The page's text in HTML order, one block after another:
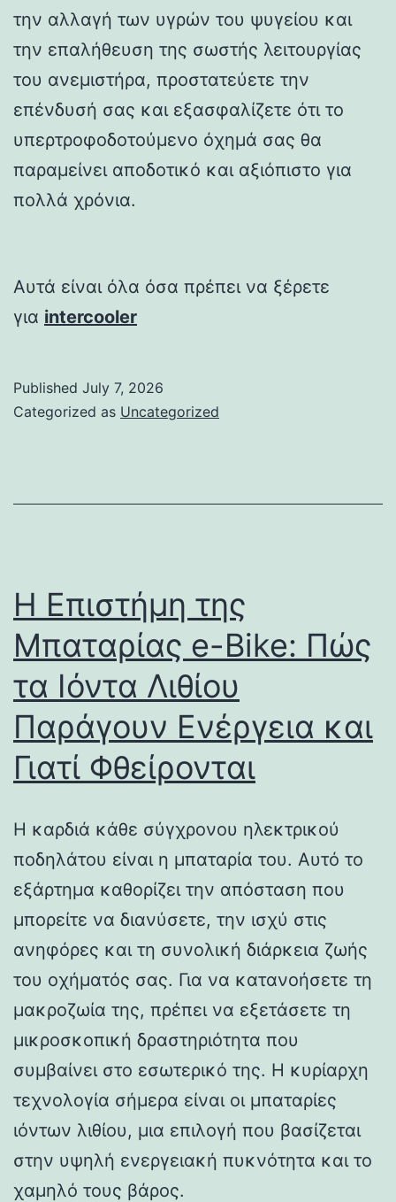
την αλλαγή των υγρών του ψυγείου και
την επαλήθευση της σωστής λειτουργίας
του ανεμιστήρα, προστατεύετε την
επένδυσή σας και εξασφαλίζετε ότι το
υπερτροφοδοτούμενο όχημά σας θα
παραμείνει αποδοτικό και αξιόπιστο για
πολλά χρόνια.
Αυτά είναι όλα όσα πρέπει να ξέρετε
για intercooler
Published July 7, 2026
Categorized as Uncategorized
Η Επιστήμη της
Μπαταρίας e-Bike: Πώς
τα Ιόντα Λιθίου
Παράγουν Ενέργεια και
Γιατί Φθείρονται
Η καρδιά κάθε σύγχρονου ηλεκτρικού
ποδηλάτου είναι η μπαταρία του. Αυτό το
εξάρτημα καθορίζει την απόσταση που
μπορείτε να διανύσετε, την ισχύ στις
ανηφόρες και τη συνολική διάρκεια ζωής
του οχήματός σας. Για να κατανοήσετε τη
μακροζωία της, πρέπει να εξετάσετε τη
μικροσκοπική δραστηριότητα που
συμβαίνει στο εσωτερικό της. Η κυρίαρχη
τεχνολογία σήμερα είναι οι μπαταρίες
ιόντων λιθίου, μια επιλογή που βασίζεται
στην υψηλή ενεργειακή πυκνότητα και το
χαμηλό τους βάρος.